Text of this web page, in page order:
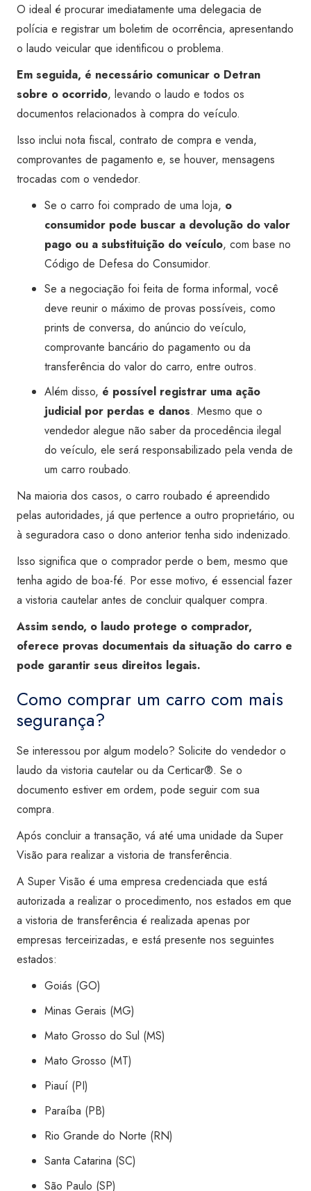
O ideal é procurar imediatamente uma delegacia de
polícia e registrar um boletim de ocorrência, apresentando
o laudo veicular que identificou o problema.
Em seguida, é necessário comunicar o Detran
sobre o ocorrido, levando o laudo e todos os
documentos relacionados à compra do veículo.
Isso inclui nota fiscal, contrato de compra e venda,
comprovantes de pagamento e, se houver, mensagens
trocadas com o vendedor.
Se o carro foi comprado de uma loja, o
consumidor pode buscar a devolução do valor
pago ou a substituição do veículo, com base no
Código de Defesa do Consumidor.
Se a negociação foi feita de forma informal, você
deve reunir o máximo de provas possíveis, como
prints de conversa, do anúncio do veículo,
comprovante bancário do pagamento ou da
transferência do valor do carro, entre outros.
Além disso, é possível registrar uma ação
judicial por perdas e danos. Mesmo que o
vendedor alegue não saber da procedência ilegal
do veículo, ele será responsabilizado pela venda de
um carro roubado.
Na maioria dos casos, o carro roubado é apreendido
pelas autoridades, já que pertence a outro proprietário, ou
à seguradora caso o dono anterior tenha sido indenizado.
Isso significa que o comprador perde o bem, mesmo que
tenha agido de boa-fé. Por esse motivo, é essencial fazer
a vistoria cautelar antes de concluir qualquer compra.
Assim sendo, o laudo protege o comprador,
oferece provas documentais da situação do carro e
pode garantir seus direitos legais.
Como comprar um carro com mais
segurança?
Se interessou por algum modelo? Solicite do vendedor o
laudo da vistoria cautelar ou da Certicar®. Se o
documento estiver em ordem, pode seguir com sua
compra.
Após concluir a transação, vá até uma unidade da Super
Visão para realizar a vistoria de transferência.
A Super Visão é uma empresa credenciada que está
autorizada a realizar o procedimento, nos estados em que
a vistoria de transferência é realizada apenas por
empresas terceirizadas, e está presente nos seguintes
estados:
Goiás (GO)
Minas Gerais (MG)
Mato Grosso do Sul (MS)
Mato Grosso (MT)
Piauí (PI)
Paraíba (PB)
Rio Grande do Norte (RN)
Santa Catarina (SC)
São Paulo (SP)